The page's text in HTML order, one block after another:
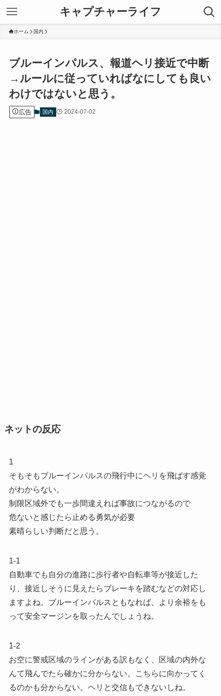
キャプチャーライフ
ホーム 国内
ブルーインパルス、報道ヘリ接近で中断
→ルールに従っていればなにしても良い
わけではないと思う。
広告 国内 2024-07-02
ネットの反応
1
そもそもブルーインパルスの飛行中にヘリを飛ばす感覚
がわからない。
制限区域外でも一歩間違えれば事故につながるので
危ないと感じたら止める勇気が必要
素晴らしい判断だと思う。
1-1
自動車でも自分の進路に歩行者や自転車等が接近した
り、接近しそうに見えたらブレーキを踏むなどの対応し
ますよね。ブルーインパルスともなれば、より余裕をも
って安全マージンを取ったんでしょうね。
1-2
お空に警戒区域のラインがある訳もなく、区域の内外な
んて飛んでたら確かに分からない。こちらに向かってく
るのかも分からない。ヘリと交信もできないしね。